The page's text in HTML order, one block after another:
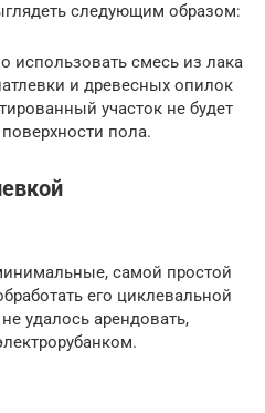
следующим образом:
смесь из лака
и древесных опилок
участок не будет
пола.
самой простой
его циклевальной
удалось арендовать,